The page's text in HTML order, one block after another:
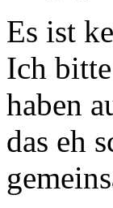
Es ist
Ich
haben
das eh